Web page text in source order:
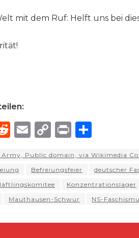
mit dem Ruf: Helft uns bei
R
d
di
t
E
ai
l
C
p
y
Li
k
P
n
t
ar
e
Public domain, via Wikimedia
Befreiungsfeier
deutscher
Konzentrationslager
Mauthausen-Schwur NS-